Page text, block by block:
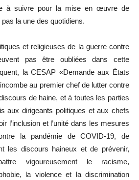
à suivre pour la mise en œuvre de
la une des quotidiens.
et religieuses de la guerre contre
pas être oubliées dans cette
la CESAP «Demande aux États
au premier chef de lutter contre
de haine, et à toutes les parties
aux dirigeants politiques et aux chefs
l’inclusion et l’unité dans les mesures
la pandémie de COVID-19, de
les discours haineux et de prévenir,
vigoureusement le racisme,
la violence et la discrimination